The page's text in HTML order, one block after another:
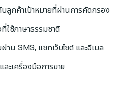
ลูกค้าเป้าหมายที่ผ่านการคัดกรอง
ใช้ภาษาธรรมชาติ
าน SMS, แชทเว็บไซต์ และอีเมล
ะเครื่องมือการขาย